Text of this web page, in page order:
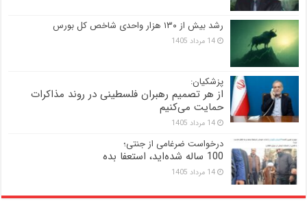
رشد بیش از ۱۳۰ هزار واحدی شاخص کل بورس
14 مرداد 1405
پزشکیان:
از هر تصمیم رهبران فلسطینی در روند مذاکرات
حمایت می‌کنیم
14 مرداد 1405
درخواست ضرغامی از جنتی؛
100 ساله شده‌اید، استعفا بده
14 مرداد 1405